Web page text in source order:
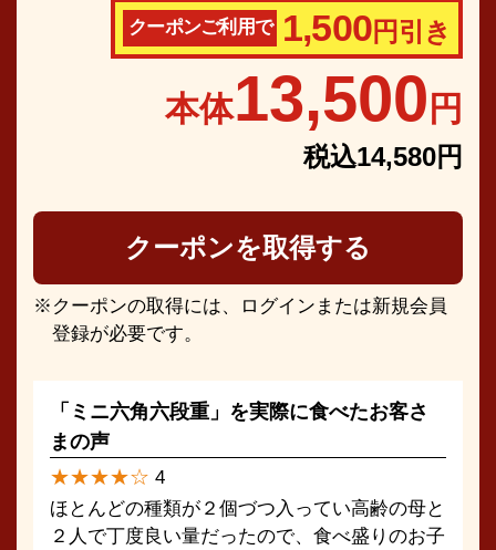
クーポンご利用で 1,500円引き
本体13,500 円
税込14,580円
クーポンを取得する
クーポンの取得には、ログインまたは新規会員
登録が必要です。
「ミニ六角六段重」を実際に食べたお客さ
まの声
★★★★☆ 4
ほとんどの種類が２個づつ入ってい高齢の母と
２人で丁度良い量だったので、食べ盛りのお子